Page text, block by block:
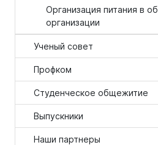
Организация питания в
организации
Ученый совет
Профком
Студенческое общежитие
Выпускники
Наши партнеры